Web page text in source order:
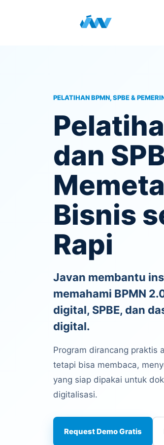
PELATIHAN BPMN, SPBE &
dan
Bisnis
Rapi
Javan membantu
memahami BPMN
digital, SPBE, dan
digital.
Program dirancang praktis
tetapi bisa membaca,
yang siap dipakai untuk
digitalisasi.
Request Demo Gratis